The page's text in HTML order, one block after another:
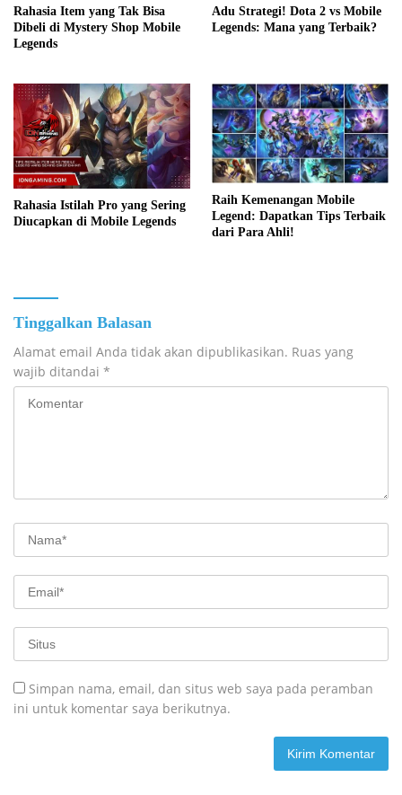
Rahasia Item yang Tak Bisa
Dibeli di Mystery Shop Mobile
Legends
Adu Strategi! Dota 2 vs Mobile
Legends: Mana yang Terbaik?
Rahasia Istilah Pro yang Sering
Diucapkan di Mobile Legends
Raih Kemenangan Mobile
Legend: Dapatkan Tips Terbaik
dari Para Ahli!
Tinggalkan Balasan
Alamat email Anda tidak akan dipublikasikan. Ruas yang
wajib ditandai *
Simpan nama, email, dan situs web saya pada peramban
ini untuk komentar saya berikutnya.